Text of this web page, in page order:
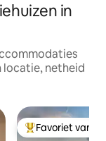
in
locatie, netheid
Topfavoriet van
Favoriet van